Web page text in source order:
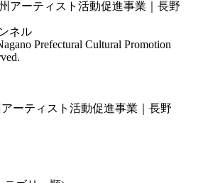
Prefectural Cultural Promotion